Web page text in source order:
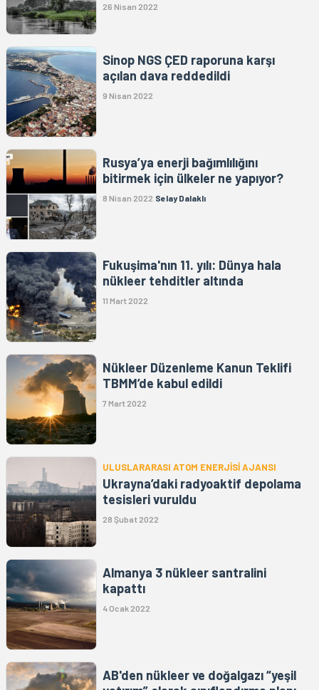
26 Nisan 2022
Sinop NGS ÇED raporuna karşı
açılan dava reddedildi
9 Nisan 2022
Rusya’ya enerji bağımlılığını
bitirmek için ülkeler ne yapıyor?
8 Nisan 2022 Selay Dalaklı
Fukuşima'nın 11. yılı: Dünya hala
nükleer tehditler altında
11 Mart 2022
Nükleer Düzenleme Kanun Teklifi
TBMM’de kabul edildi
7 Mart 2022
ULUSLARARASI ATOM ENERJİSİ AJANSI
Ukrayna’daki radyoaktif depolama
tesisleri vuruldu
28 Şubat 2022
Almanya 3 nükleer santralini
kapattı
4 Ocak 2022
AB'den nükleer ve doğalgazı “yeşil